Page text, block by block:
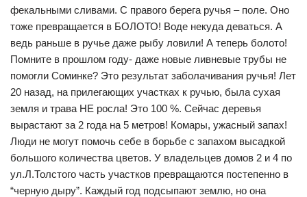
фекальными сливами. С правого берега ручья – поле. Оно
тоже превращается в БОЛОТО! Воде некуда деваться. А
ведь раньше в ручье даже рыбу ловили! А теперь болото!
Помните в прошлом году- даже новые ливневые трубы не
помогли Соминке? Это результат заболачивания ручья! Лет
20 назад, на прилегающих участках к ручью, была сухая
земля и трава НЕ росла! Это 100 %. Сейчас деревья
вырастают за 2 года на 5 метров! Комары, ужасный запах!
Люди не могут помочь себе в борьбе с запахом высадкой
большого количества цветов. У владельцев домов 2 и 4 по
ул.Л.Толстого часть участков превращаются постепенно в
“черную дыру”. Каждый год подсыпают землю, но она